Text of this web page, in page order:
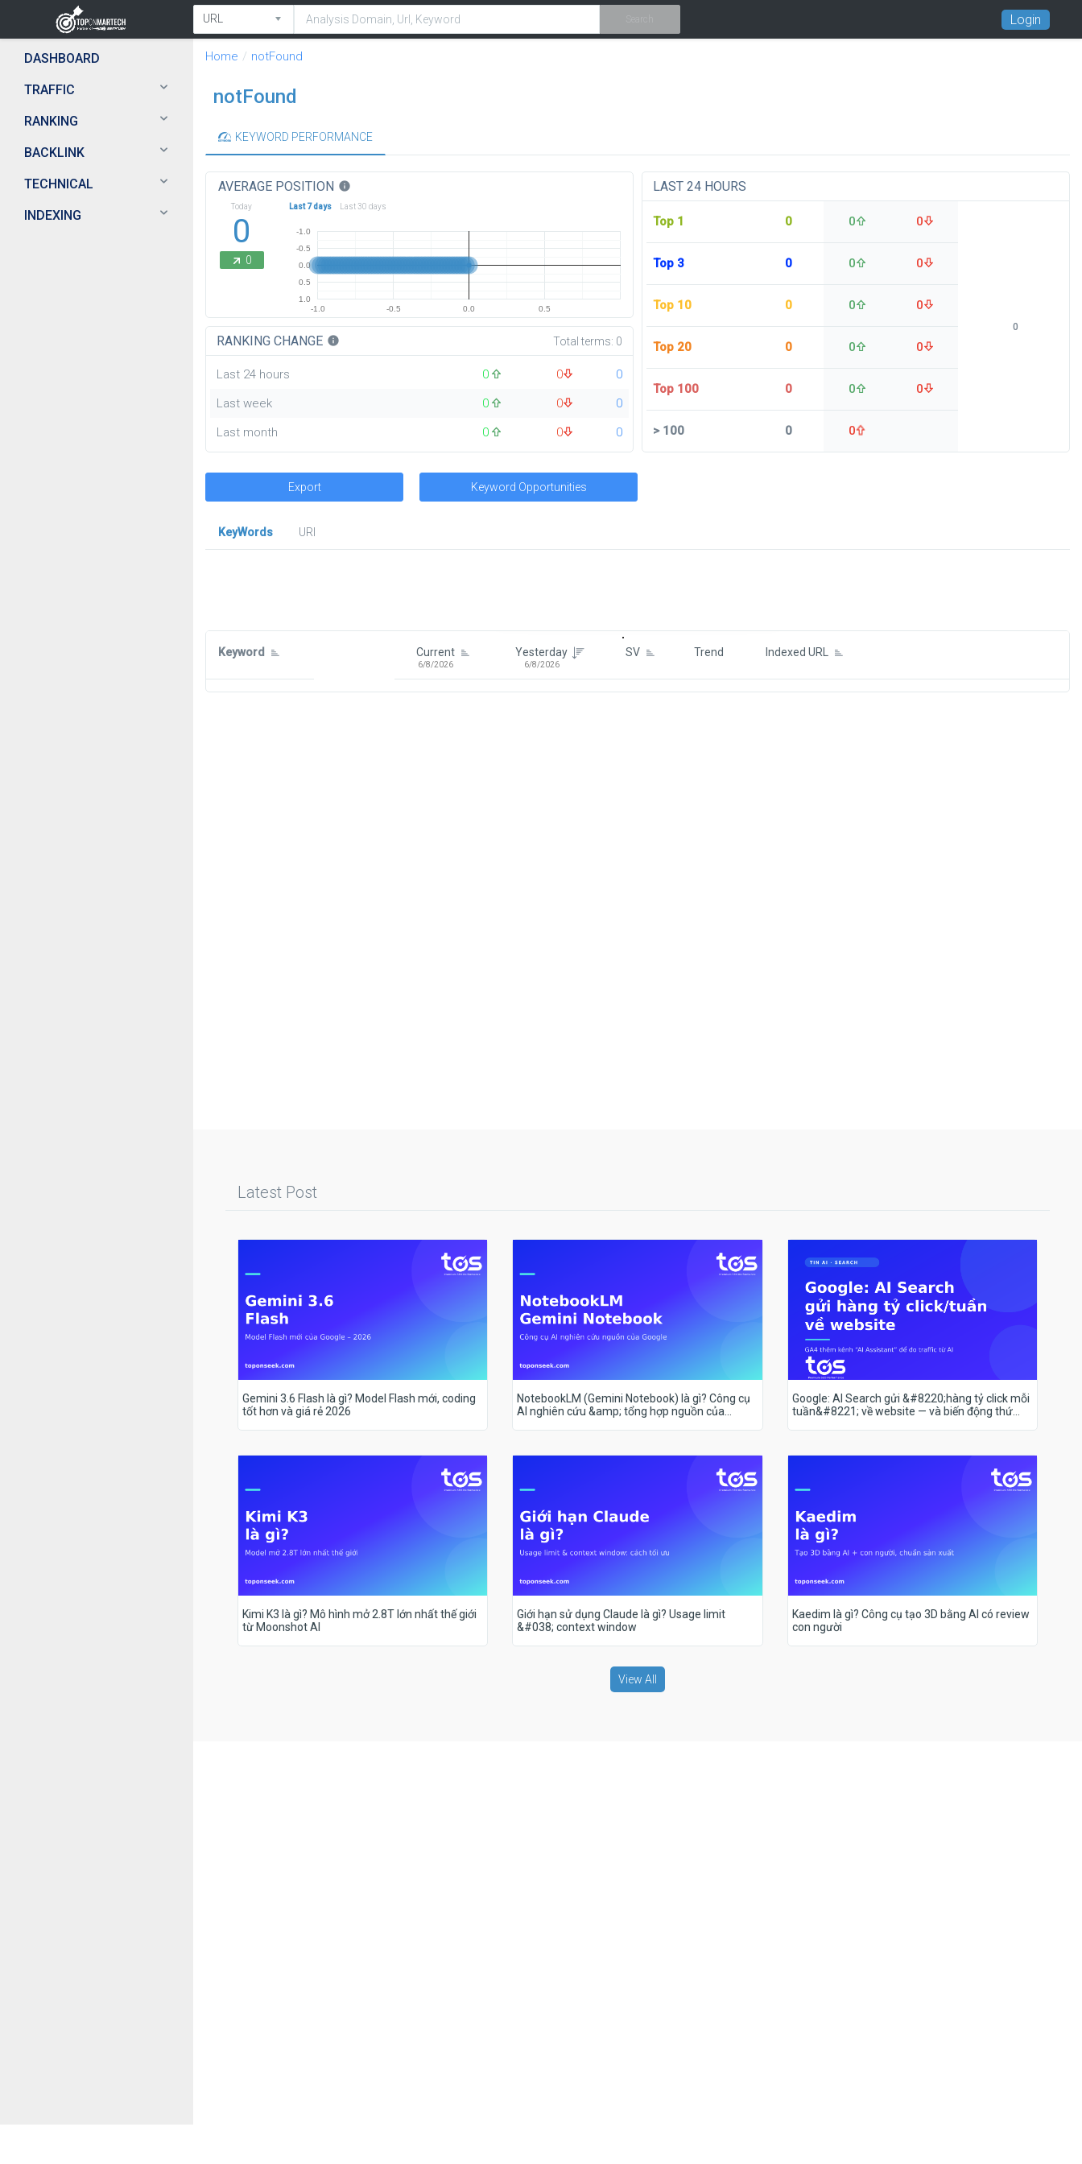
Login
DASHBOARD
TRAFFIC
RANKING
BACKLINK
TECHNICAL
INDEXING
Home notFound
notFound
KEYWORD PERFORMANCE
AVERAGE POSITION info
Today
0
0
Last 7 days Last 30 days
-1.0 -0.5 0.0 0.5
-1.0
-0.5
0.0
0.5
1.0
RANKING CHANGE info Total terms: 0
Last 24 hours 0 0
0
Last week
0 0
0
Last month
0 0 0
LAST 24 HOURS
Top 1 0 0 0
Top 3 0 0 0
Top 10 0 0 0
Top 20 0 0 0
Top 100 0 0 0
>100 0 0
0
Export Keyword Opportunities
KeyWords
URl
Keyword Current
6/8/2026
Yesterday
6/8/2026
SV Trend Indexed URL
Latest Post
Gemini 3.6 Flash là gì? Model Flash mới, coding
tốt hơn và giá rẻ 2026
NotebookLM (Gemini Notebook) là gì? Công cụ
AI nghiên cứu &amp; tổng hợp nguồn của
Google: AI Search gửi &#8220;hàng tỷ click mỗi
tuần&#8221; về website — và biến động thứ
Kimi K3 là gì? Mô hình mở 2.8T lớn nhất thế giới
từ Moonshot AI
Giới hạn sử dụng Claude là gì? Usage limit
&#038; context window
Kaedim là gì? Công cụ tạo 3D bằng AI có review
con người
View All